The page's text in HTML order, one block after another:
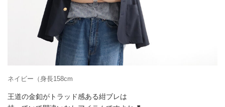
ネイビー（身長158cm
王道の金釦がトラッド感ある紺ブレは